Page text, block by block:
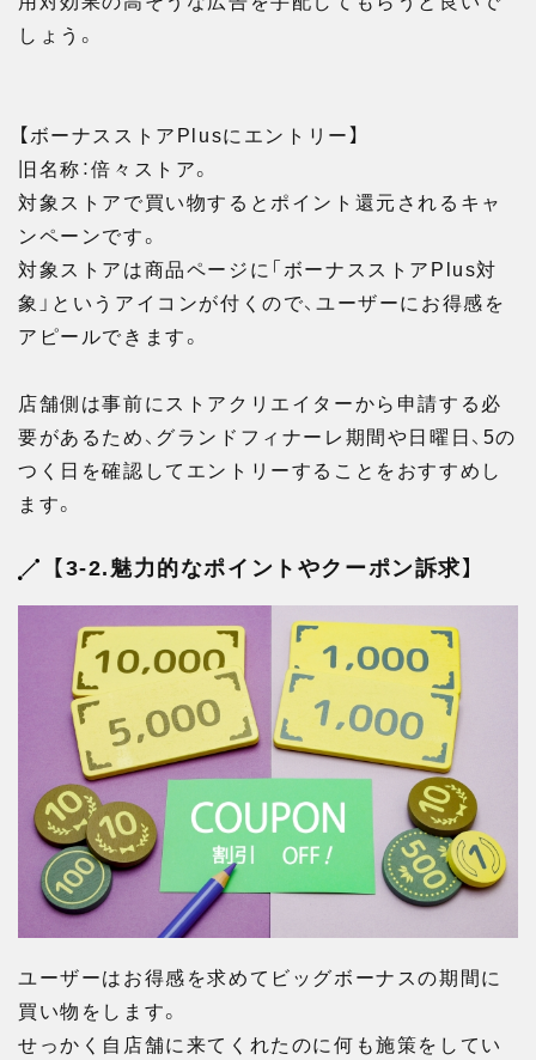
しょう。
【ボーナスストアPlusにエントリー】
旧名称：倍々ストア。
対象ストアで買い物するとポイント還元されるキャ
ンペーンです。
対象ストアは商品ページに「ボーナスストアPlus対
象」というアイコンが付くので、ユーザーにお得感を
アピールできます。
店舗側は事前にストアクリエイターから申請する必
要があるため、グランドフィナーレ期間や日曜日、5の
つく日を確認してエントリーすることをおすすめし
ます。
【3-2.魅力的なポイントやクーポン訴求】
ユーザーはお得感を求めてビッグボーナスの期間に
買い物をします。
せっかく自店舗に来てくれたのに何も施策をしてい